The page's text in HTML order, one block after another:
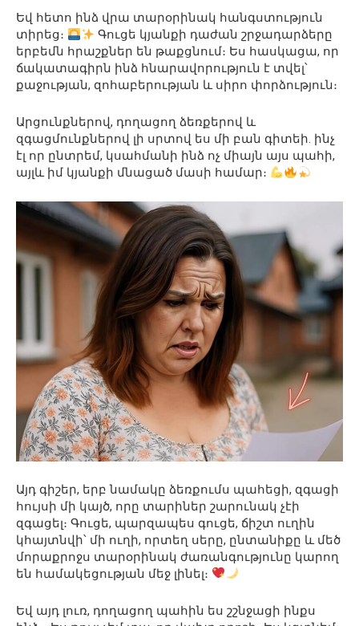
Եվ հետո ինձ վրա տարօրինակ հանգստություն
տիրեց։
Գուցե կյանքի դաժան շրջադարձերը
երբեմն հրաշքներ են թաքցնում։ Ես հասկացա, որ
ճակատագիրն ինձ հնարավորություն է տվել՝
քաջության, զոհաբերության և սիրո փորձություն։
Արցունքներով, դողացող ձեռքերով և
զգացմունքներով լի սրտով ես մի բան գիտեի. ինչ
էլ որ ընտրեմ, կսահմանի ինձ ոչ միայն այս պահի,
այլև իմ կյանքի մնացած մասի համար։
Այդ գիշեր, երբ նամակը ձեռքումս պահեցի, զգացի
հույսի մի կայծ, որը տարիներ շարունակ չէի
զգացել։ Գուցե, պարզապես գուցե, ճիշտ ուղին
կհայտնվի՝ մի ուղի, որտեղ սերը, ընտանիքը և մեծ
մորաքրոջս տարօրինակ ժառանգությունը կարող
են համակեցության մեջ լինել։
Եվ այդ լուռ, դողացող պահին ես շշնջացի ինքս